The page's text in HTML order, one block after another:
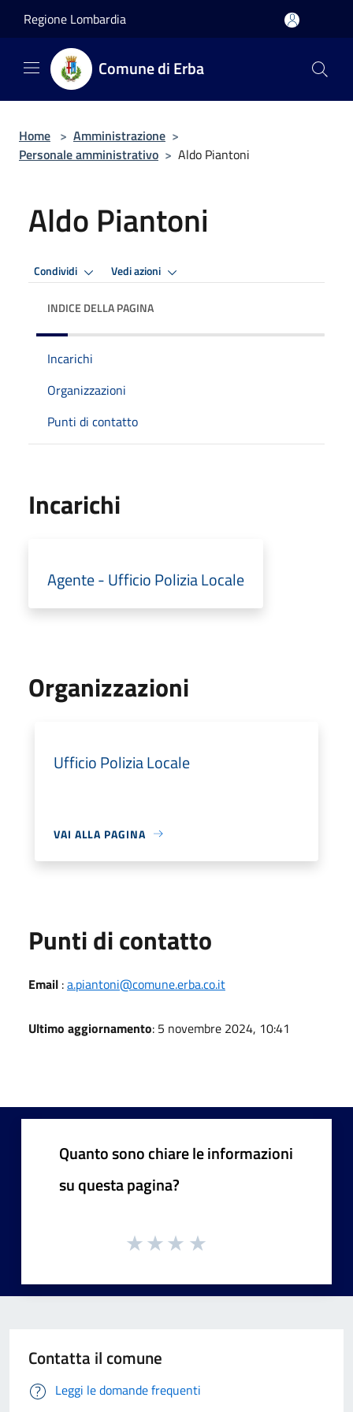
Regione Lombardia
Comune di Erba
Home > Amministrazione >
Personale amministrativo > Aldo Piantoni
Aldo Piantoni
Condividi Vedi azioni
INDICE DELLA PAGINA
Incarichi
Organizzazioni
Punti di contatto
Incarichi
Agente - Ufficio Polizia Locale
Organizzazioni
Ufficio Polizia Locale
VAI ALLA PAGINA
Punti di contatto
Email :a.piantoni@comune.erba.co.it
Ultimo aggiornamento: 5 novembre 2024, 10:41
Quanto sono chiare le informazioni
su questa pagina?
Contatta il comune
Leggi le domande frequenti